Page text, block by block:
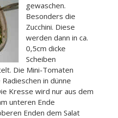
gewaschen.
Besonders die
Zucchini. Diese
werden dann in ca.
0,5cm dicke
Scheiben
Die Mini-Tomaten
in dünne
Kresse wird nur aus dem
unteren Ende
Enden dem Salat